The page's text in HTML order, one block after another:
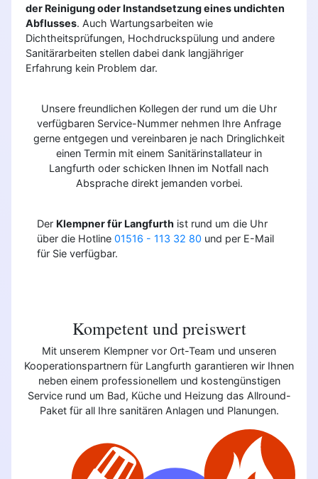
der Reinigung oder Instandsetzung eines undichten
Abflusses. Auch Wartungsarbeiten wie
Dichtheitsprüfungen, Hochdruckspülung und andere
Sanitärarbeiten stellen dabei dank langjähriger
Erfahrung kein Problem dar.
Unsere freundlichen Kollegen der rund um die Uhr
verfügbaren Service-Nummer nehmen Ihre Anfrage
gerne entgegen und vereinbaren je nach Dringlichkeit
einen Termin mit einem Sanitärinstallateur in
Langfurth oder schicken Ihnen im Notfall nach
Absprache direkt jemanden vorbei.
Der Klempner für Langfurth ist rund um die Uhr
über die Hotline 01516 - 113 32 80 und per E-Mail
für Sie verfügbar.
Kompetent und preiswert
Mit unserem Klempner vor Ort-Team und unseren
Kooperationspartnern für Langfurth garantieren wir Ihnen
neben einem professionellem und kostengünstigen
Service rund um Bad, Küche und Heizung das Allround-
Paket für all Ihre sanitären Anlagen und Planungen.